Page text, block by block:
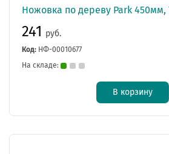
Ножовка по дереву Park 450мм,
241 руб.
Код: НФ-00010677
На складе:
В корзину